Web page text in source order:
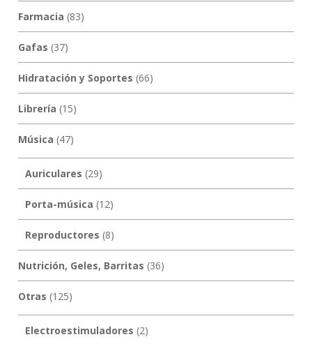
Farmacia (83)
Gafas (37)
Hidratación y Soportes (66)
Librería (15)
Música (47)
Auriculares (29)
Porta-música (12)
Reproductores (8)
Nutrición, Geles, Barritas (36)
Otras (125)
Electroestimuladores (2)